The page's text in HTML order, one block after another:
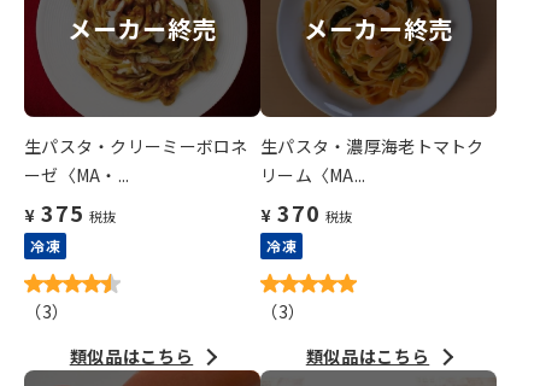
メーカー終売
生パスタ・クリーミーボロネ
ーゼ〈MA・...
¥ 375 税抜
冷凍
（3）
類似品はこちら
メーカー終売
生パスタ・濃厚海老トマトク
リーム〈MA...
¥ 370 税抜
冷凍
（3）
類似品はこちら